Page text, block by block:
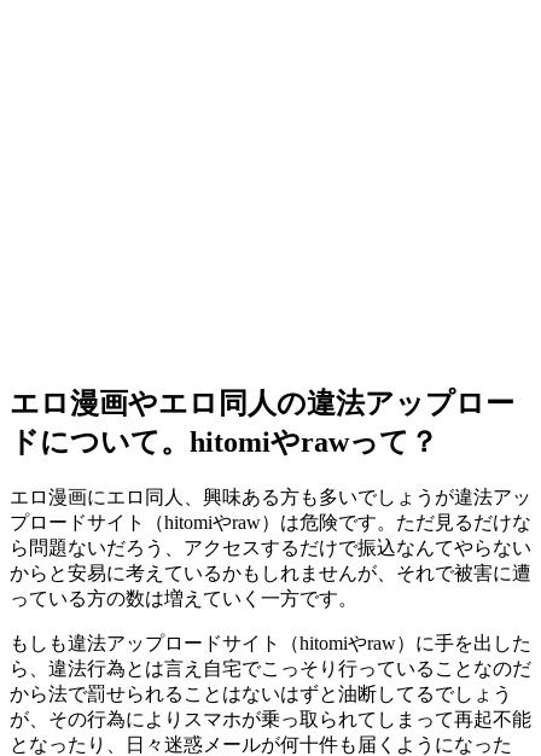
エロ漫画やエロ同人の違法アップロー
ドについて。hitomiやrawって？
エロ漫画にエロ同人、興味ある方も多いでしょうが違法アッ
プロードサイト（hitomiやraw）は危険です。ただ見るだけな
ら問題ないだろう、アクセスするだけで振込なんてやらない
からと安易に考えているかもしれませんが、それで被害に遭
っている方の数は増えていく一方です。
もしも違法アップロードサイト（hitomiやraw）に手を出した
ら、違法行為とは言え自宅でこっそり行っていることなのだ
から法で罰せられることはないはずと油断してるでしょう
が、その行為によりスマホが乗っ取られてしまって再起不能
となったり、日々迷惑メールが何十件も届くようになった